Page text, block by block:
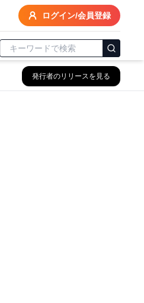
ログイン/会員登録
発行者のリリースを見る